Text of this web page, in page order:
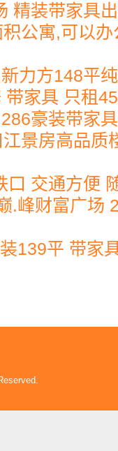
精装带家具
公寓,可以
力方148平
家具 只租
豪装带家
景房高品质
口 交通方便
.峰财富广场
139平 带家